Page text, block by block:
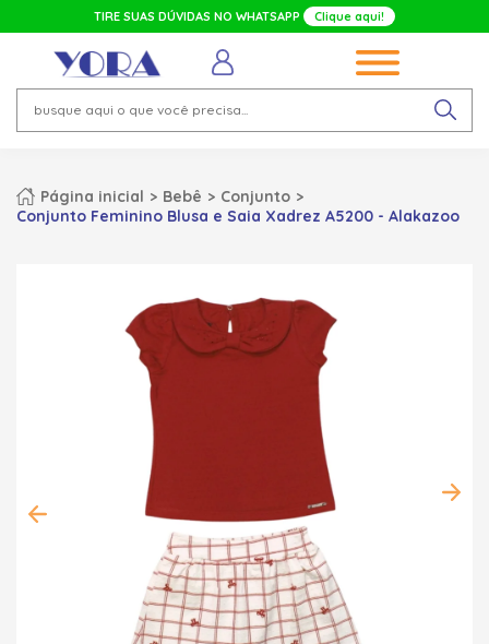
TIRE SUAS DÚVIDAS NO WHATSAPP Clique aqui!
Página inicial Bebê
Conjunto
Conjunto Feminino Blusa e Saia Xadrez A5200 - Alakazoo